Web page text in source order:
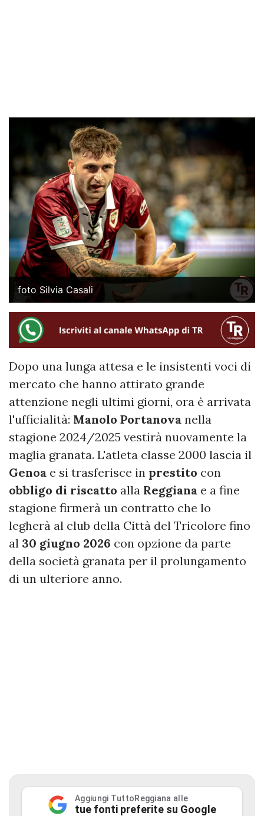
foto Silvia Casali
Dopo una lunga attesa e le insistenti voci di
mercato che hanno attirato grande
attenzione negli ultimi giorni, ora è arrivata
l'ufficialità: Manolo Portanova nella
stagione 2024/2025 vestirà nuovamente la
maglia granata. L'atleta classe 2000 lascia il
Genoa e si trasferisce in prestito con
obbligo di riscatto alla Reggiana e a fine
stagione firmerà un contratto che lo
legherà al club della Città del Tricolore fino
al 30 giugno 2026 con opzione da parte
della società granata per il prolungamento
di un ulteriore anno.
Aggiungi TuttoReggiana alle
tue fonti preferite su Google